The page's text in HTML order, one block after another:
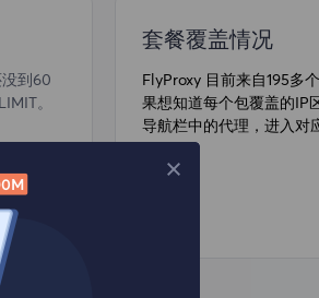
到60
。
不使
果觉
求，需
13:19
套餐覆盖情况
FlyProxy 目前来自195多
果想知道每个包覆盖的IP
导航栏中的代理，进入对